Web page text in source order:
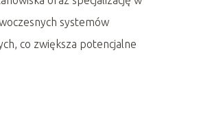
systemów
co zwiększa potencjalne